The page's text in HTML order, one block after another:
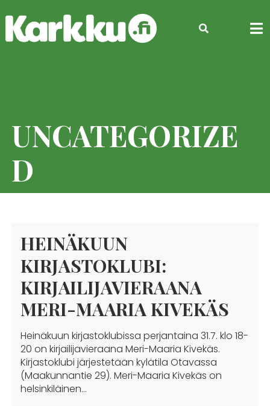
to
content
UNCATEGORIZE
D
HEINÄKUUN
KIRJASTOKLUBI:
KIRJAILIJAVIERAANA
MERI-MAARIA KIVEKÄS
Heinäkuun kirjastoklubissa perjantaina 31.7. klo 18-
20 on kirjailijavieraana Meri-Maaria Kivekäs.
Kirjastoklubi järjestetään kylätila Otavassa
(Maakunnantie 29). Meri-Maaria Kivekäs on
helsinkiläinen…